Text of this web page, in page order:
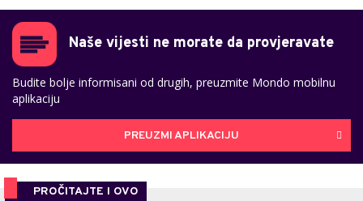
Naše vijesti ne morate da provjeravate
Budite bolje informisani od drugih, preuzmite Mondo mobilnu
aplikaciju
PREUZMI APLIKACIJU
PROČITAJTE I OVO